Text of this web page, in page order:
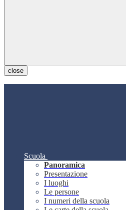
close
Scuola
Panoramica
Presentazione
I luoghi
Le persone
I numeri della scuola